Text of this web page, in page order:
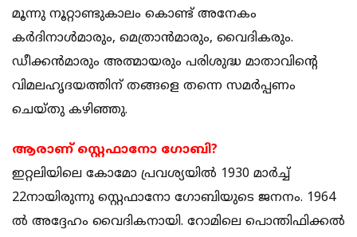
മൂന്നു നൂറ്റാണ്ടുകാലം കൊണ്ട് അനേകം
കര്‍ദിനാള്‍മാരും, മെത്രാന്‍മാരും, വൈദികരും.
ഡീക്കന്‍മാരും അത്മായരും പരിശുദ്ധ മാതാവിന്റെ
വിമലഹൃദയത്തിന് തങ്ങളെ തന്നെ സമര്‍പ്പണം
ചെയ്തു കഴിഞ്ഞു.
ആരാണ് സ്റ്റെഫാനോ ഗോബി?
ഇറ്റലിയിലെ കോമോ പ്രവശ്യയില്‍ 1930 മാര്‍ച്ച്
22നായിരുന്നു സ്റ്റെഫാനോ ഗോബിയുടെ ജനനം. 1964
ല്‍ അദ്ദേഹം വൈദികനായി. റോമിലെ പൊന്തിഫിക്കല്‍